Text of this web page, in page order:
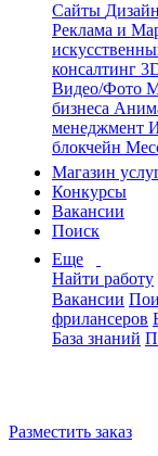
Сайты Дизайн
Реклама и
консалтинг
Видео/Фото
бизнеса
менеджмент
блокчейн
Магазин
Конкурсы
Вакансии
Поиск
Еще
Найти работу
Вакансии
фрилансеров
База знаний
Разместить заказ